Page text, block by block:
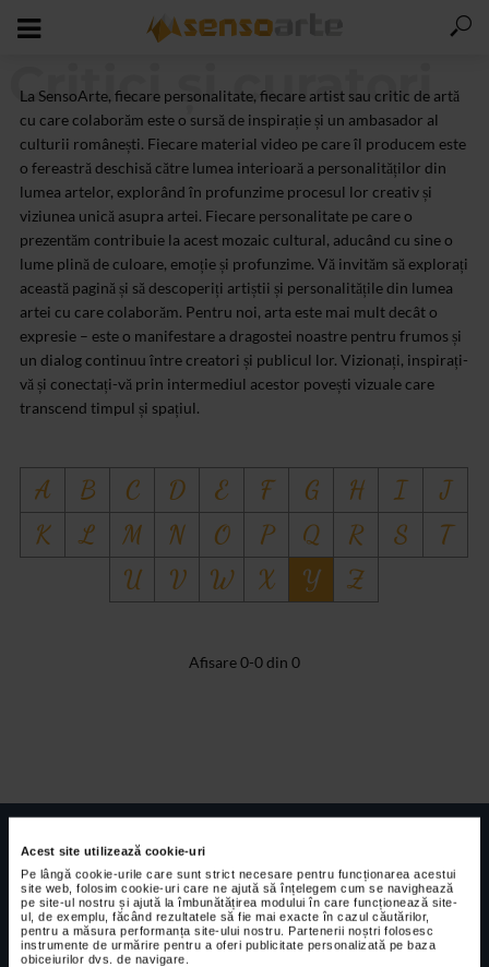
Acest site utilizează cookie-uri
Pe lângă cookie-urile care sunt strict necesare pentru funcționarea acestui
site web, folosim cookie-uri care ne ajută să înțelegem cum se navighează
pe site-ul nostru și ajută la îmbunătățirea modului în care funcționează site-
ul, de exemplu, făcând rezultatele să fie mai exacte în cazul căutărilor,
pentru a măsura performanța site-ului nostru. Partenerii noștri folosesc
instrumente de urmărire pentru a oferi publicitate personalizată pe baza
obiceiurilor dvs. de navigare.
Critici și curatori
La SensoArte, fiecare personalitate, fiecare artist sau critic de artă
cu care colaborăm este o sursă de inspirație și un ambasador al
culturii românești. Fiecare material video pe care îl producem este
o fereastră deschisă către lumea interioară a personalităților din
lumea artelor, explorând în profunzime procesul lor creativ și
viziunea unică asupra artei. Fiecare personalitate pe care o
prezentăm contribuie la acest mozaic cultural, aducând cu sine o
lume plină de culoare, emoție și profunzime. Vă invităm să explorați
această pagină și să descoperiți artiștii și personalitățile din lumea
artei cu care colaborăm. Pentru noi, arta este mai mult decât o
expresie – este o manifestare a dragostei noastre pentru frumos și
un dialog continuu între creatori și publicul lor. Vizionați, inspirați-
vă și conectați-vă prin intermediul acestor povești vizuale care
transcend timpul și spațiul.
A B C D E F G H I
J
K
L M N O P Q R S
T
U
V W X Y Z
Afisare 0-0 din 0
FUNDATIA FILDAS ARTNr inreg registrul special: 4 PJ/ 29.01.2013
Cod fiscal: 9164384Sediu social: Str. Delfinului, Nr. 6, parter Bl. 42,
Sc. 4, Ap. 197, Sector 2